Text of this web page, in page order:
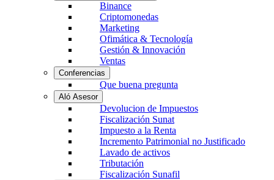
Binance
Criptomonedas
Marketing
Ofimática & Tecnología
Gestión & Innovación
Ventas
Conferencias
Que buena pregunta
Aló Asesor
Devolucion de Impuestos
Fiscalización Sunat
Impuesto a la Renta
Incremento Patrimonial no Justificado
Lavado de activos
Tributación
Fiscalización Sunafil